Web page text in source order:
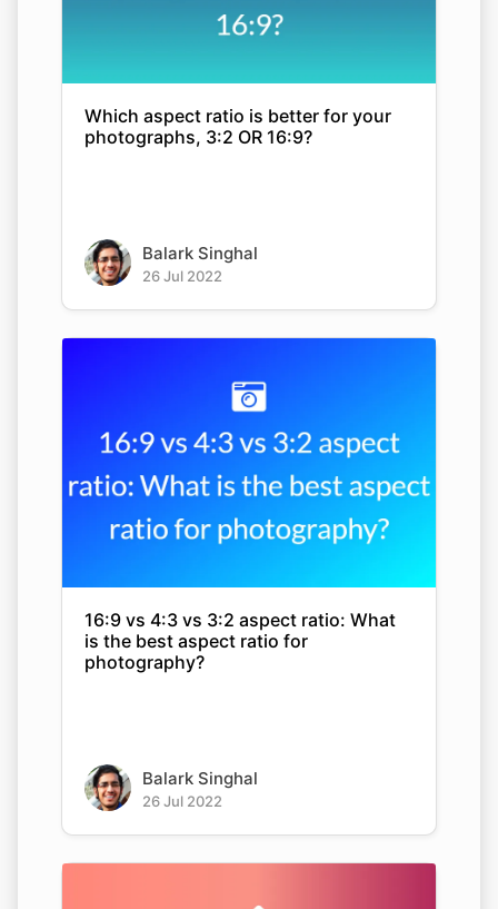
Which aspect ratio is better for your
photographs, 3:2 OR 16:9?
Balark Singhal
26 Jul 2022
16:9 vs 4:3 vs 3:2 aspect ratio: What
is the best aspect ratio for
photography?
Balark Singhal
26 Jul 2022